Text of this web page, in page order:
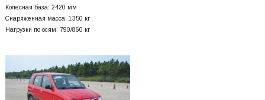
Колесная база: 2420 мм
Снаряженная масса: 1350 кг
Нагрузки по осям: 790/860 кг